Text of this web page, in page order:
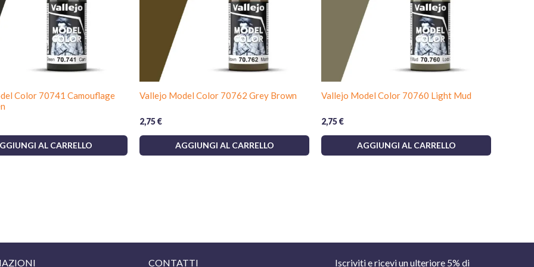
Color 70741 Camouflage
AL CARRELLO
Vallejo Model Color 70762 Grey Brown
2,75€
AGGIUNGI AL CARRELLO
Vallejo Model Color 70760 Light Mud
2,75€
AGGIUNGI AL CARRELLO
CONTATTI Iscriviti e ricevi un ulteriore 5% di